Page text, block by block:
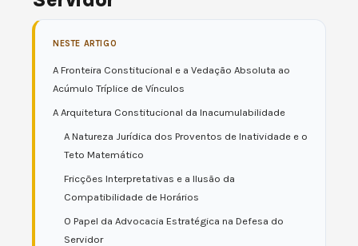
NESTE ARTIGO
A Fronteira Constitucional e a Vedação Absoluta ao
Acúmulo Tríplice de Vínculos
A Arquitetura Constitucional da Inacumulabilidade
A Natureza Jurídica dos Proventos de Inatividade e o
Teto Matemático
Fricções Interpretativas e a Ilusão da
Compatibilidade de Horários
O Papel da Advocacia Estratégica na Defesa do
Servidor